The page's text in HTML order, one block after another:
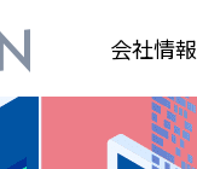
会社情報